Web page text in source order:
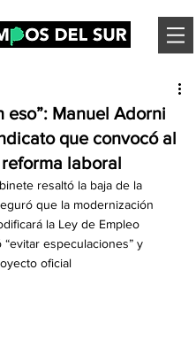
eso”: Manuel Adorni
que convocó al
laboral
resaltó la baja de la
que la modernización
la Ley de Empleo
“evitar especulaciones” y
oficial